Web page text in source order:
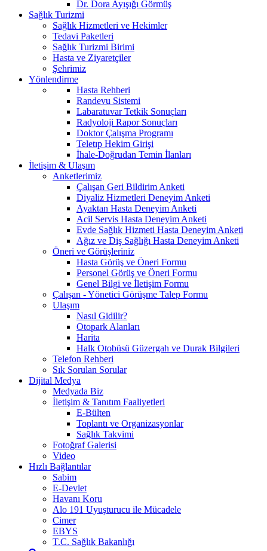
Dr. Dora Ayışığı Görmüş
Sağlık Turizmi
Sağlık Hizmetleri ve Hekimler
Tedavi Paketleri
Sağlık Turizmi Birimi
Hasta ve Ziyaretçiler
Şehrimiz
Yönlendirme
Hasta Rehberi
Randevu Sistemi
Labaratuvar Tetkik Sonuçları
Radyoloji Rapor Sonuçları
Doktor Çalışma Programı
Teletıp Hekim Girişi
İhale-Doğrudan Temin İlanları
İletişim & Ulaşım
Anketlerimiz
Çalışan Geri Bildirim Anketi
Diyaliz Hizmetleri Deneyim Anketi
Ayaktan Hasta Deneyim Anketi
Acil Servis Hasta Deneyim Anketi
Evde Sağlık Hizmeti Hasta Deneyim Anketi
Ağız ve Diş Sağlığı Hasta Deneyim Anketi
Öneri ve Görüşleriniz
Hasta Görüş ve Öneri Formu
Personel Görüş ve Öneri Formu
Genel Bilgi ve İletişim Formu
Çalışan - Yönetici Görüşme Talep Formu
Ulaşım
Nasıl Gidilir?
Otopark Alanları
Harita
Halk Otobüsü Güzergah ve Durak Bilgileri
Telefon Rehberi
Sık Sorulan Sorular
Dijital Medya
Medyada Biz
İletişim & Tanıtım Faaliyetleri
E-Bülten
Toplantı ve Organizasyonlar
Sağlık Takvimi
Fotoğraf Galerisi
Video
Hızlı Bağlantılar
Sabim
E-Devlet
Havanı Koru
Alo 191 Uyuşturucu ile Mücadele
Cimer
EBYS
T.C. Sağlık Bakanlığı